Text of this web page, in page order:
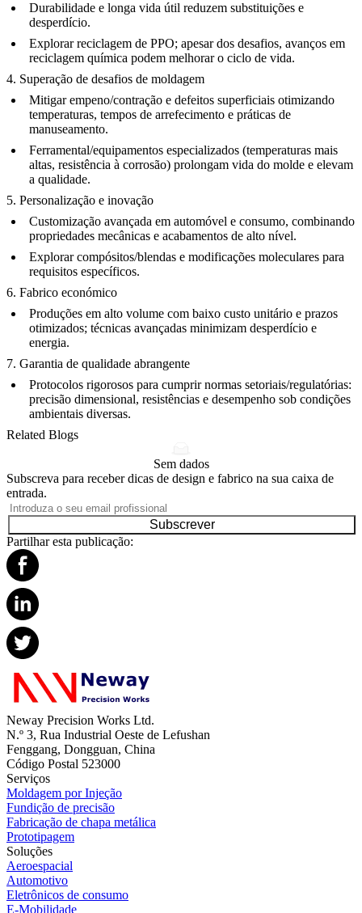
Durabilidade e longa vida útil reduzem substituições e
desperdício.
Explorar reciclagem de PPO; apesar dos desafios, avanços em
reciclagem química podem melhorar o ciclo de vida.
4. Superação de desafios de moldagem
Mitigar empeno/contração e defeitos superficiais otimizando
temperaturas, tempos de arrefecimento e práticas de
manuseamento.
Ferramental/equipamentos especializados (temperaturas mais
altas, resistência à corrosão) prolongam vida do molde e elevam
a qualidade.
5. Personalização e inovação
Customização avançada em automóvel e consumo, combinando
propriedades mecânicas e acabamentos de alto nível.
Explorar compósitos/blendas e modificações moleculares para
requisitos específicos.
6. Fabrico económico
Produções em alto volume com baixo custo unitário e prazos
otimizados; técnicas avançadas minimizam desperdício e
energia.
7. Garantia de qualidade abrangente
Protocolos rigorosos para cumprir normas setoriais/regulatórias:
precisão dimensional, resistências e desempenho sob condições
ambientais diversas.
Related Blogs
Sem dados
Subscreva para receber dicas de design e fabrico na sua caixa de
entrada.
Subscrever
Partilhar esta publicação:
Neway Precision Works Ltd.
N.º 3, Rua Industrial Oeste de Lefushan
Fenggang, Dongguan, China
Código Postal 523000
Serviços
Moldagem por Injeção
Fundição de precisão
Fabricação de chapa metálica
Prototipagem
Soluções
Aeroespacial
Automotivo
Eletrônicos de consumo
E-Mobilidade